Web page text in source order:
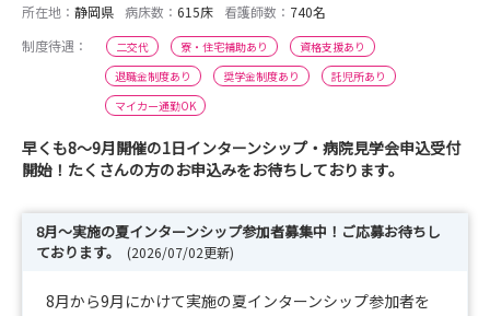
所在地： 静岡県 病床数： 615床 看護師数： 740名
制度待遇：
二交代 寮・住宅補助あり
資格支援あり
退職金制度あり
奨学金制度あり
託児所あり
マイカー通勤OK
早くも8〜9月開催の1日インターンシップ・病院見学会申込受付
開始！たくさんの方のお申込みをお待ちしております。
8月～実施の夏インターンシップ参加者募集中！ご応募お待ちし
ております。
(2026/07/02更新)
8月から9月にかけて実施の夏インターンシップ参加者を